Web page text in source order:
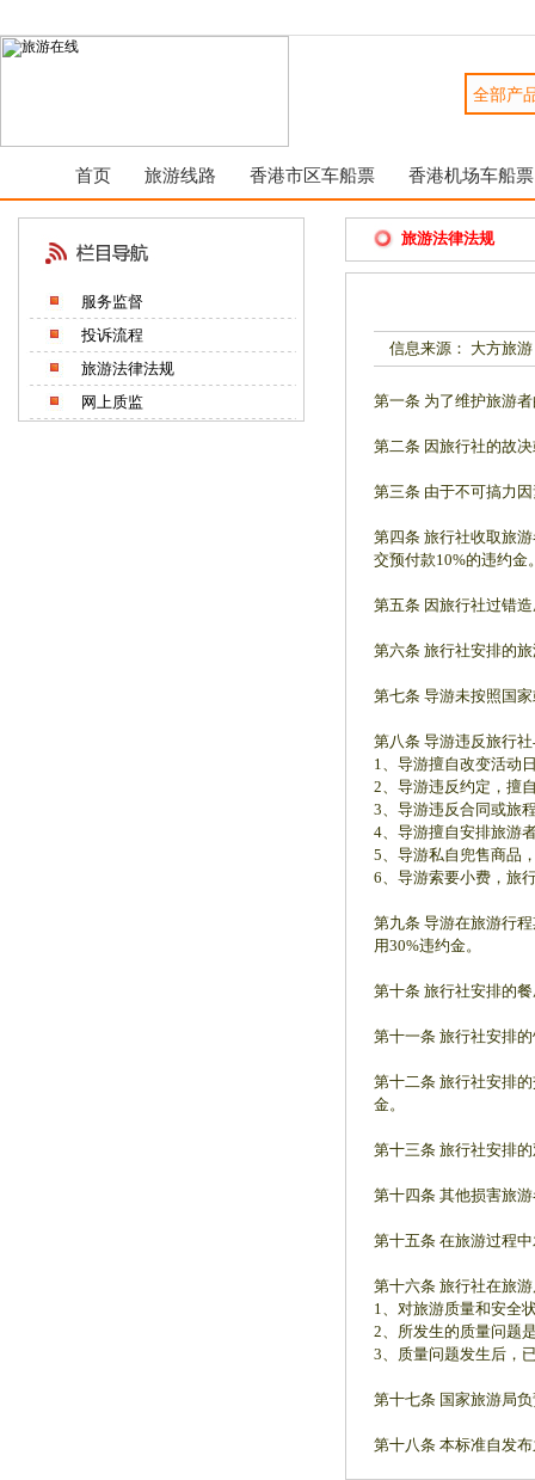
首页 旅游线路 香港市区车船票 香港机场车船票
服务监督
投诉流程
旅游法律法规
网上质监
旅游法律法规
信息来源： 大方旅游
第一条 为了维护旅游
第二条 因旅行社的故
第三条 由于不可搞力
第四条 旅行社收取旅
交预付款10%的违约金
第五条 因旅行社过错
第六条 旅行社安排的
第七条 导游未按照国
第八条 导游违反旅行
1、导游擅自改变活动
2、导游违反约定，擅
3、导游违反合同或旅
4、导游擅自安排旅游
5、导游私自兜售商品
6、导游索要小费，旅
第九条 导游在旅游行
用30%违约金。
第十条 旅行社安排的
第十一条 旅行社安排
第十二条 旅行社安排
金。
第十三条 旅行社安排
第十四条 其他损害旅
第十五条 在旅游过程
第十六条 旅行社在旅
1、对旅游质量和安全
2、所发生的质量问题
3、质量问题发生后，
第十七条 国家旅游局
第十八条 本标准自发